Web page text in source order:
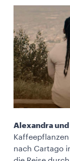
Alexandra
nach Cartago